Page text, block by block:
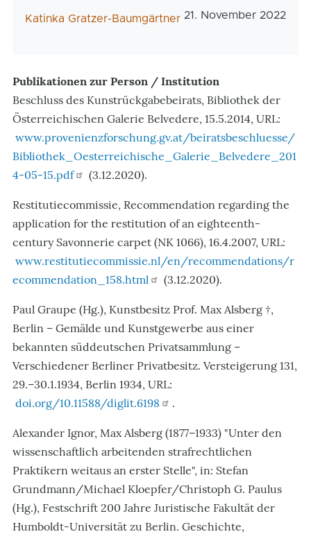
AutorIn
Katinka Gratzer-Baumgärtner 21. November 2022
Publikationen zur Person / Institution
Beschluss des Kunstrückgabebeirats, Bibliothek der
Österreichischen Galerie Belvedere, 15.5.2014, URL:
www.provenienzforschung.gv.at/beiratsbeschluesse/
Bibliothek_Oesterreichische_Galerie_Belvedere_201
4-05-15.pdf
(3.12.2020).
Restitutiecommissie, Recommendation regarding the
application for the restitution of an eighteenth-
century Savonnerie carpet (NK 1066), 16.4.2007, URL:
www.restitutiecommissie.nl/en/recommendations/r
ecommendation_158.html
(3.12.2020).
Paul Graupe (Hg.), Kunstbesitz Prof. Max Alsberg †,
Berlin – Gemälde und Kunstgewerbe aus einer
bekannten süddeutschen Privatsammlung –
Verschiedener Berliner Privatbesitz. Versteigerung 131,
29.–30.1.1934, Berlin 1934, URL:
doi.org/10.11588/diglit.6198
.
Alexander Ignor, Max Alsberg (1877–1933) "Unter den
wissenschaftlich arbeitenden strafrechtlichen
Praktikern weitaus an erster Stelle", in: Stefan
Grundmann/Michael Kloepfer/Christoph G. Paulus
(Hg.), Festschrift 200 Jahre Juristische Fakultät der
Humboldt-Universität zu Berlin. Geschichte,